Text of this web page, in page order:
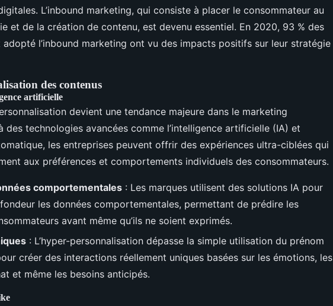
L’inbound marketing, qui consiste à placer le consommateur au
et de la création de contenu, est devenu essentiel. En 2020, 93 % des
l’inbound marketing ont vu des impacts positifs sur leur stratégie
des contenus
artificielle
devient une tendance majeure dans le marketing
des technologies avancées comme l’intelligence artificielle (IA) et
les entreprises peuvent offrir des expériences ultra-ciblées qui
aux préférences et comportements individuels des consommateurs.
comportementales : Les marques utilisent des solutions IA pour
les données comportementales, permettant de prédire les
avant même qu’ils ne soient exprimés.
: L’hyper-personnalisation dépasse la simple utilisation du prénom
créer des interactions réellement uniques basées sur les émotions, les
et même les besoins anticipés.